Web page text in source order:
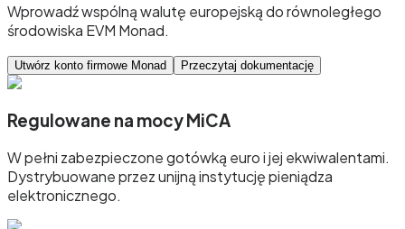
Wprowadź wspólną walutę europejską do równoległego
środowiska EVM Monad.
Utwórz konto firmowe Monad Przeczytaj dokumentację
Regulowane na mocy MiCA
W pełni zabezpieczone gotówką euro i jej ekwiwalentami.
Dystrybuowane przez unijną instytucję pieniądza
elektronicznego.